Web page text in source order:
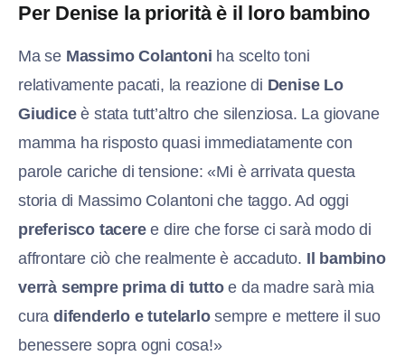
Per Denise la priorità è il loro bambino
Ma se Massimo Colantoni ha scelto toni
relativamente pacati, la reazione di Denise Lo
Giudiceè stata tutt’altro che silenziosa. La giovane
mamma ha risposto quasi immediatamente con
parole cariche di tensione: «Mi è arrivata questa
storia di Massimo Colantoni che taggo. Ad oggi
preferisco taceree dire che forse ci sarà modo di
affrontare ciò che realmente è accaduto. Il bambino
verrà sempre prima di tuttoe da madre sarà mia
cura difenderlo e tutelarlosempre e mettere il suo
benessere sopra ogni cosa!»